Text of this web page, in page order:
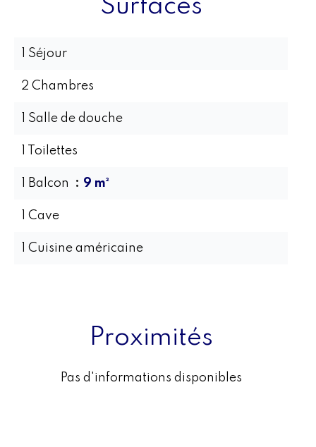
Surfaces
1 Séjour
2 Chambres
1 Salle de douche
1 Toilettes
1 Balcon 9 m²
1 Cave
1 Cuisine américaine
Proximités
Pas d'informations disponibles